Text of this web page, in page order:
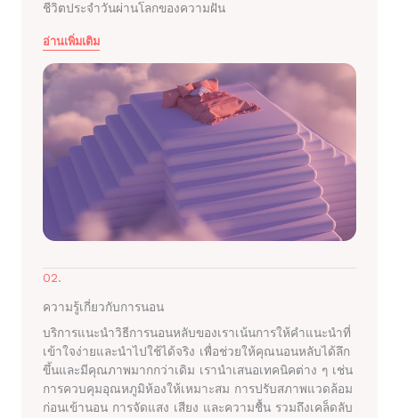
ชีวิตประจำวันผ่านโลกของความฝัน
อ่านเพิ่มเติม
02.
ความรู้เกี่ยวกับการนอน
บริการแนะนำวิธีการนอนหลับของเราเน้นการให้คำแนะนำที่
เข้าใจง่ายและนำไปใช้ได้จริง เพื่อช่วยให้คุณนอนหลับได้ลึก
ขึ้นและมีคุณภาพมากกว่าเดิม เรานำเสนอเทคนิคต่าง ๆ เช่น
การควบคุมอุณหภูมิห้องให้เหมาะสม การปรับสภาพแวดล้อม
ก่อนเข้านอน การจัดแสง เสียง และความชื้น รวมถึงเคล็ดลับ